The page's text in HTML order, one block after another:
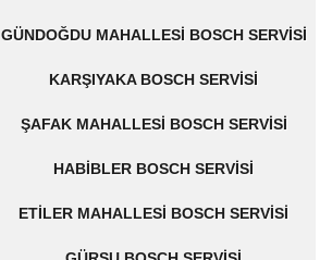
GÜNDOĞDU MAHALLESI BOSCH SERVISI
KARŞIYAKA BOSCH SERVISI
ŞAFAK MAHALLESI BOSCH SERVISI
HABIBLER BOSCH SERVISI
ETILER MAHALLESI BOSCH SERVISI